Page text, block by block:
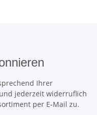
Ihrer
jederzeit widerruflich
per E-Mail zu.